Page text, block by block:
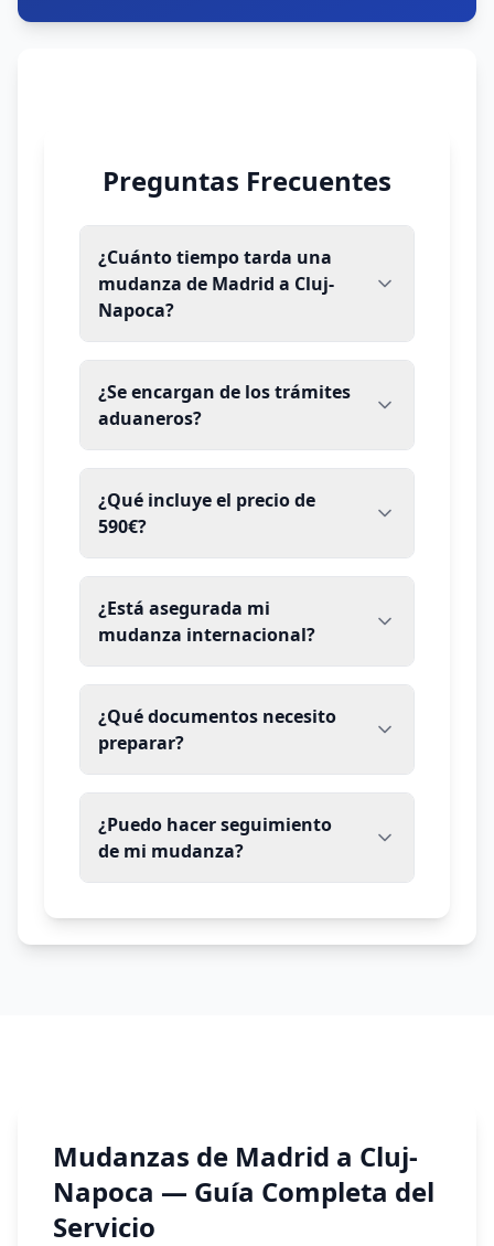
Preguntas Frecuentes
¿Cuánto tiempo tarda una
mudanza de Madrid a Cluj-
Napoca?
¿Se encargan de los trámites
aduaneros?
¿Qué incluye el precio de
590€?
¿Está asegurada mi
mudanza internacional?
¿Qué documentos necesito
preparar?
¿Puedo hacer seguimiento
de mi mudanza?
Mudanzas de Madrid a Cluj-
Napoca — Guía Completa del
Servicio